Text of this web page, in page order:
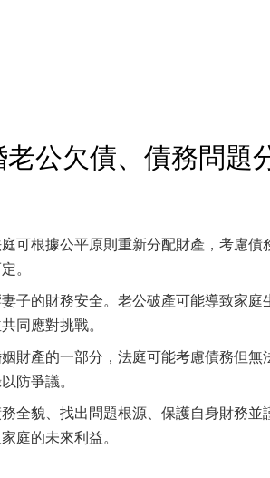
公欠債、債務問題
可根據公平原則重新分配財產，考慮
。
子的財務安全。老公破產可能導致家
同應對挑戰。
財產的一部分，法庭可能考慮債務但
防爭議。
全貌、找出問題根源、保護自身財務
庭的未來利益。